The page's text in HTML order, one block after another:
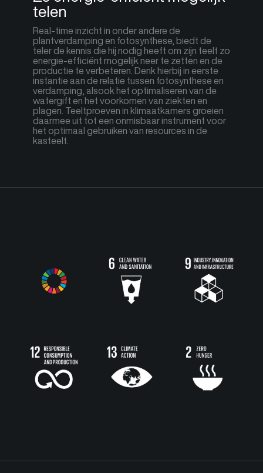
telen
Real-time inzicht in onder andere de
plantverdamping en fotosynthese, biedt de
teler de kennis die hij nodig heeft om zijn teelt zo
energie-efficiënt mogelijk neer te zetten en de
productie te verbeteren. Denk hierbij in eerste
instantie aan de relatie tussen fotosynthese en
verdamping, alsook het optimaliseren van de
watergift en het voorkomen van ziekten en
plagen. Teeltproeven in klimaatkamers groeien
daarmee uit tot een onmisbaar instrument voor
het optimaal gebruiken van resources in de
kasteelt.